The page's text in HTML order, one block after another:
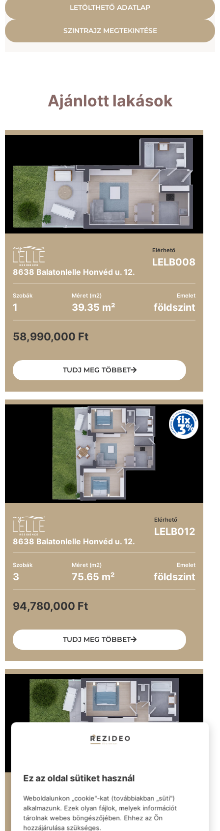
LETÖLTHETŐ ADATLAP
SZINTRAJZ MEGTEKINTÉSE
Ajánlott lakások
8638 Balatonlelle Honvéd u. 12.
Elérhető
LELB008
Szobák
1
Méret (m2)
39.35 m²
Emelet
földszint
58,990,000 Ft
TUDJ MEG TÖBBET
8638 Balatonlelle Honvéd u. 12.
Elérhető
LELB012
Szobák
3
Méret (m2)
75.65 m²
Emelet
földszint
94,780,000 Ft
TUDJ MEG TÖBBET
8638 Balatonlelle Honvéd u. 12.
LELB014
Ez az oldal sütiket használ
Weboldalunkon „cookie"-kat (továbbiakban „süti")
alkalmazunk. Ezek olyan fájlok, melyek információt
tárolnak webes böngészőjében. Ehhez az Ön
hozzájárulása szükséges.